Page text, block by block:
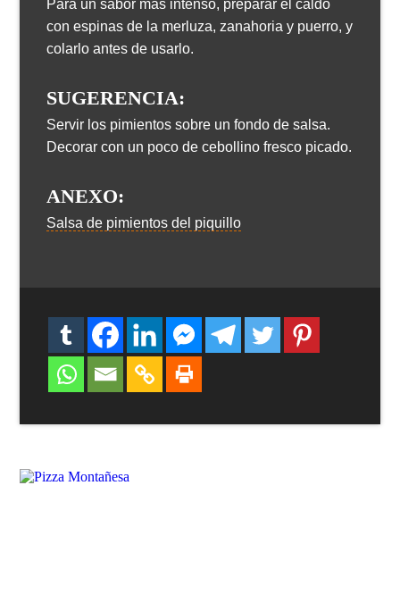
Para un sabor más intenso, preparar el caldo
con espinas de la merluza, zanahoria y puerro, y
colarlo antes de usarlo.
SUGERENCIA:
Servir los pimientos sobre un fondo de salsa.
Decorar con un poco de cebollino fresco picado.
ANEXO:
Salsa de pimientos del piquillo